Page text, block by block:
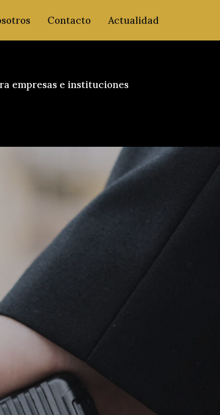
Contacto Actualidad
empresas e instituciones